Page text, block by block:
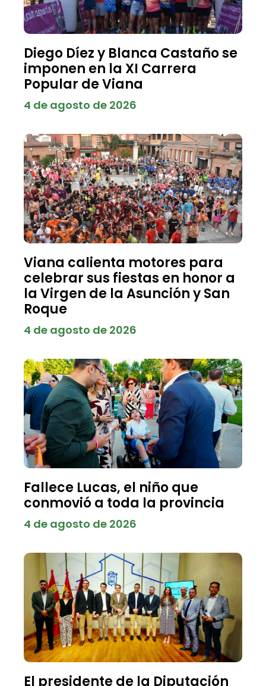
Diego Díez y Blanca Castaño se
imponen en la XI Carrera
Popular de Viana
4 de agosto de 2026
Viana calienta motores para
celebrar sus fiestas en honor a
la Virgen de la Asunción y San
Roque
4 de agosto de 2026
Fallece Lucas, el niño que
conmovió a toda la provincia
4 de agosto de 2026
El presidente de la Diputación